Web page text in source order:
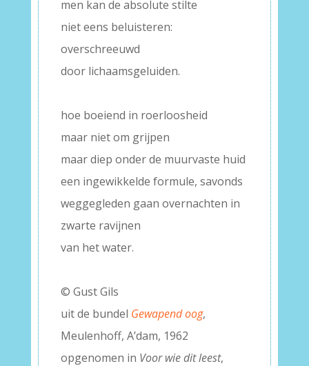
men kan de absolute stilte
niet eens beluisteren:
overschreeuwd
door lichaamsgeluiden.
hoe boeiend in roerloosheid
maar niet om grijpen
maar diep onder de muurvaste huid
een ingewikkelde formule, savonds
weggegleden gaan overnachten in
zwarte ravijnen
van het water.
© Gust Gils
uit de bundel Gewapend oog,
Meulenhoff, A’dam, 1962
opgenomen in Voor wie dit leest,